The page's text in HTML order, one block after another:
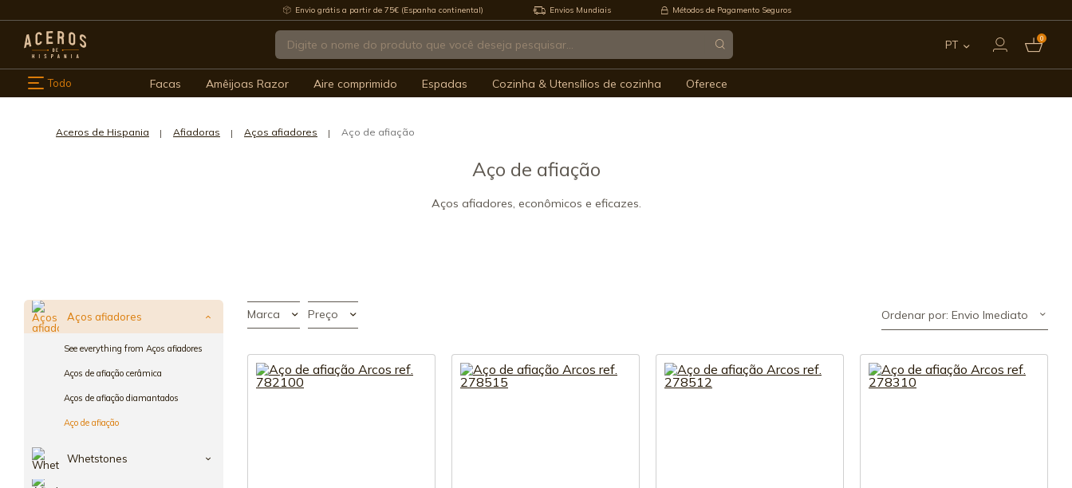
Envio grátis a partir de 75€ (Espanha continental) Envios Mundiais Métodos de Pagamento Seguros
PT 0
Todo Facas Amêijoas Razor Aire comprimido Espadas Cozinha & Utensílios de cozinha Oferece
Aceros de Hispania Afiadoras Aços afiadores Aço de afiação
Aço de afiação
Aços afiadores, econômicos e eficazes.
Aços afiadores
See everything from Aços afiadores
Aços de afiação cerâmica
Aços de afiação diamantados
Aço de afiação
Whetstones
Marca Preço Ordenar por: Envio Imediato